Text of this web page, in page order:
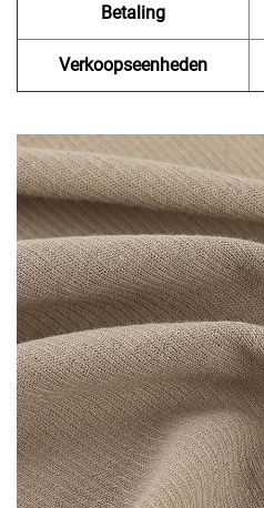
Betaling
Verkoopseenheden